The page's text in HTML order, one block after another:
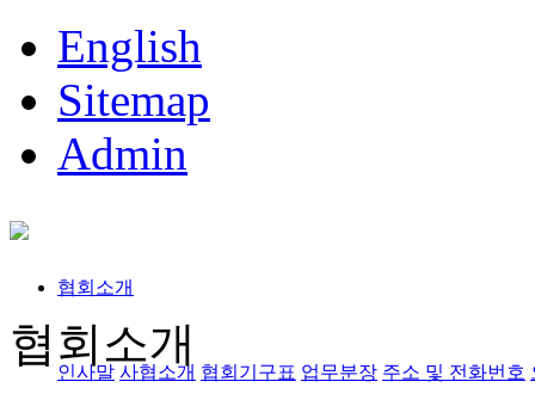
English
Sitemap
Admin
협회소개
인사말 사협소개 협회기구표 업무분장 주소 및 전화번호
협회소개